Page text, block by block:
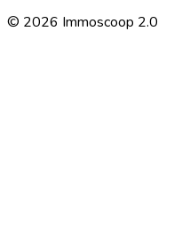
© 2026 Immoscoop 2.0